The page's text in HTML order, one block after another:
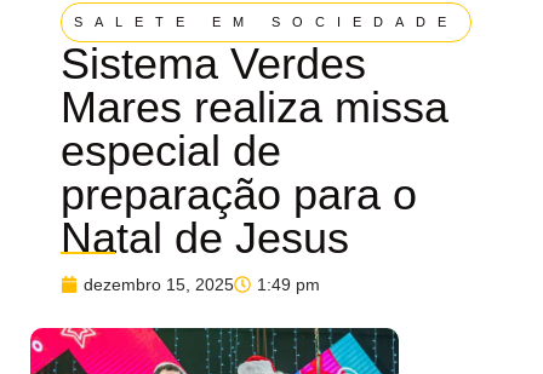
SALETE EM SOCIEDADE
Sistema Verdes
Mares realiza missa
especial de
preparação para o
Natal de Jesus
dezembro 15, 2025 1:49 pm